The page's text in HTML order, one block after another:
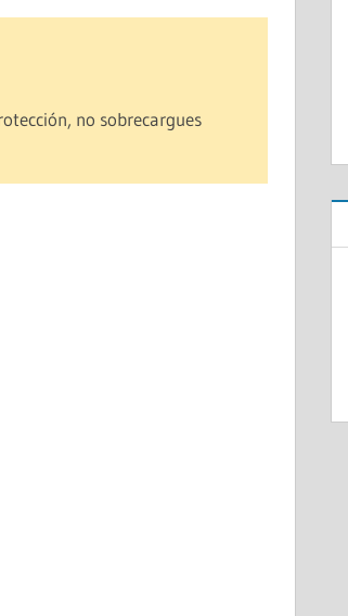
no sobrecargues